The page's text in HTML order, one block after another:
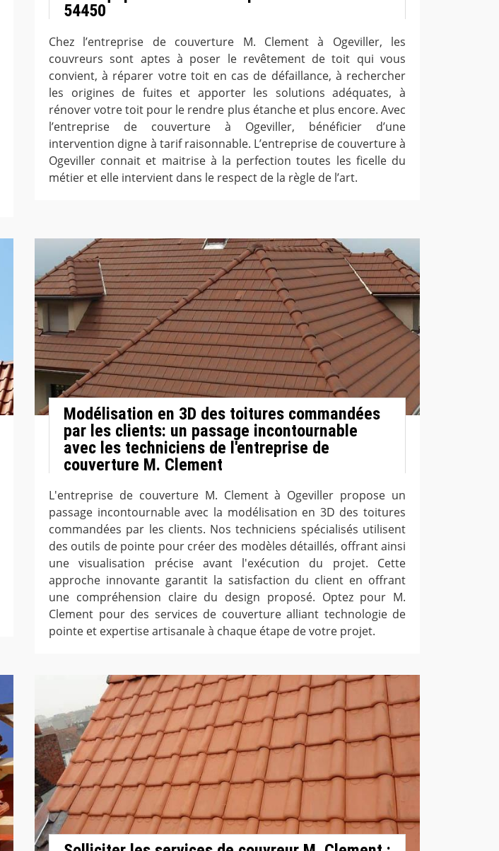
54450
Chez l’entreprise de couverture M. Clement à Ogeviller, les
couvreurs sont aptes à poser le revêtement de toit qui vous
convient, à réparer votre toit en cas de défaillance, à rechercher
les origines de fuites et apporter les solutions adéquates, à
rénover votre toit pour le rendre plus étanche et plus encore. Avec
l’entreprise de couverture à Ogeviller, bénéficier d’une
intervention digne à tarif raisonnable. L’entreprise de couverture à
Ogeviller connait et maitrise à la perfection toutes les ficelle du
métier et elle intervient dans le respect de la règle de l’art.
Modélisation en 3D des toitures commandées
par les clients: un passage incontournable
avec les techniciens de l'entreprise de
couverture M. Clement
L'entreprise de couverture M. Clement à Ogeviller propose un
passage incontournable avec la modélisation en 3D des toitures
commandées par les clients. Nos techniciens spécialisés utilisent
des outils de pointe pour créer des modèles détaillés, offrant ainsi
une visualisation précise avant l'exécution du projet. Cette
approche innovante garantit la satisfaction du client en offrant
une compréhension claire du design proposé. Optez pour M.
Clement pour des services de couverture alliant technologie de
pointe et expertise artisanale à chaque étape de votre projet.